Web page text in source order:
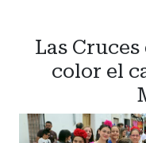
Las
color el